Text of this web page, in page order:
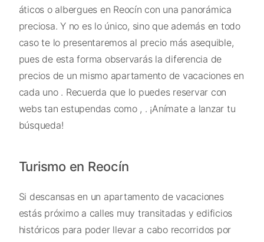
áticos o albergues en Reocín con una panorámica
preciosa. Y no es lo único, sino que además en todo
caso te lo presentaremos al precio más asequible,
pues de esta forma observarás la diferencia de
precios de un mismo apartamento de vacaciones en
cada uno . Recuerda que lo puedes reservar con
webs tan estupendas como , . ¡Anímate a lanzar tu
búsqueda!
Turismo en Reocín
Si descansas en un apartamento de vacaciones
estás próximo a calles muy transitadas y edificios
históricos para poder llevar a cabo recorridos por